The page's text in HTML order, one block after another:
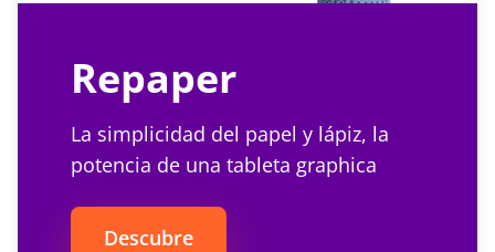
Repaper
La simplicidad del papel y lápiz, la
potencia de una tableta graphica
Descubre